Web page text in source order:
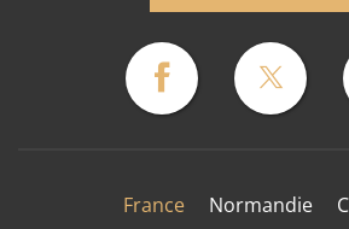
France Normandie